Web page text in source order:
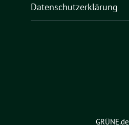
Datenschutzerklärung
GRÜNE.de